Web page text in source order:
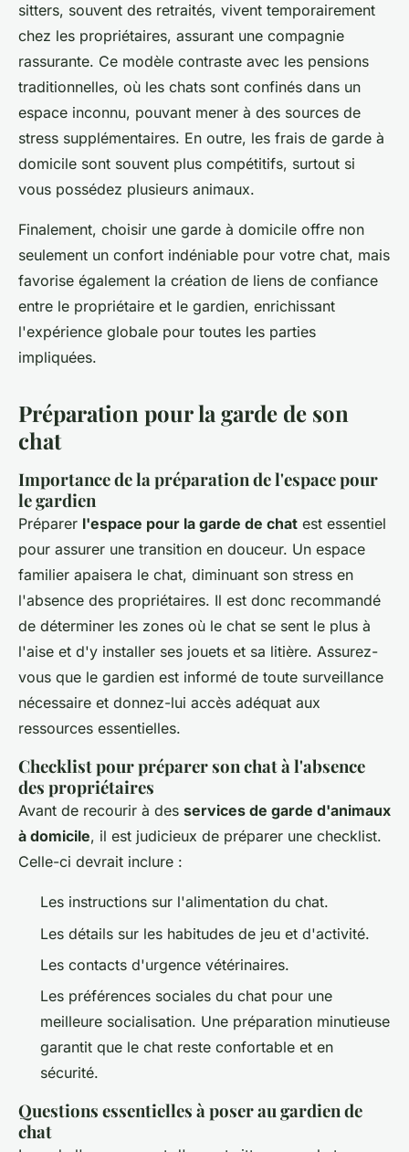
sitters, souvent des retraités, vivent temporairement
chez les propriétaires, assurant une compagnie
rassurante. Ce modèle contraste avec les pensions
traditionnelles, où les chats sont confinés dans un
espace inconnu, pouvant mener à des sources de
stress supplémentaires. En outre, les frais de garde à
domicile sont souvent plus compétitifs, surtout si
vous possédez plusieurs animaux.
Finalement, choisir une garde à domicile offre non
seulement un confort indéniable pour votre chat, mais
favorise également la création de liens de confiance
entre le propriétaire et le gardien, enrichissant
l'expérience globale pour toutes les parties
impliquées.
Préparation pour la garde de son
chat
Importance de la préparation de l'espace pour
le gardien
Préparer l'espace pour la garde de chat est essentiel
pour assurer une transition en douceur. Un espace
familier apaisera le chat, diminuant son stress en
l'absence des propriétaires. Il est donc recommandé
de déterminer les zones où le chat se sent le plus à
l'aise et d'y installer ses jouets et sa litière. Assurez-
vous que le gardien est informé de toute surveillance
nécessaire et donnez-lui accès adéquat aux
ressources essentielles.
Checklist pour préparer son chat à l'absence
des propriétaires
Avant de recourir à des services de garde d'animaux
à domicile, il est judicieux de préparer une checklist.
Celle-ci devrait inclure :
Les instructions sur l'alimentation du chat.
Les détails sur les habitudes de jeu et d'activité.
Les contacts d'urgence vétérinaires.
Les préférences sociales du chat pour une
meilleure socialisation. Une préparation minutieuse
garantit que le chat reste confortable et en
sécurité.
Questions essentielles à poser au gardien de
chat